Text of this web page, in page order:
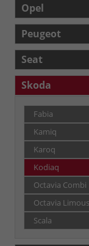
Opel
Peugeot
Seat
Skoda
Fabia
Kamiq
Karoq
Kodiaq
Octavia Combi
Octavia
Scala